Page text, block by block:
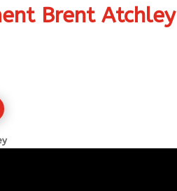
Brent Atchley